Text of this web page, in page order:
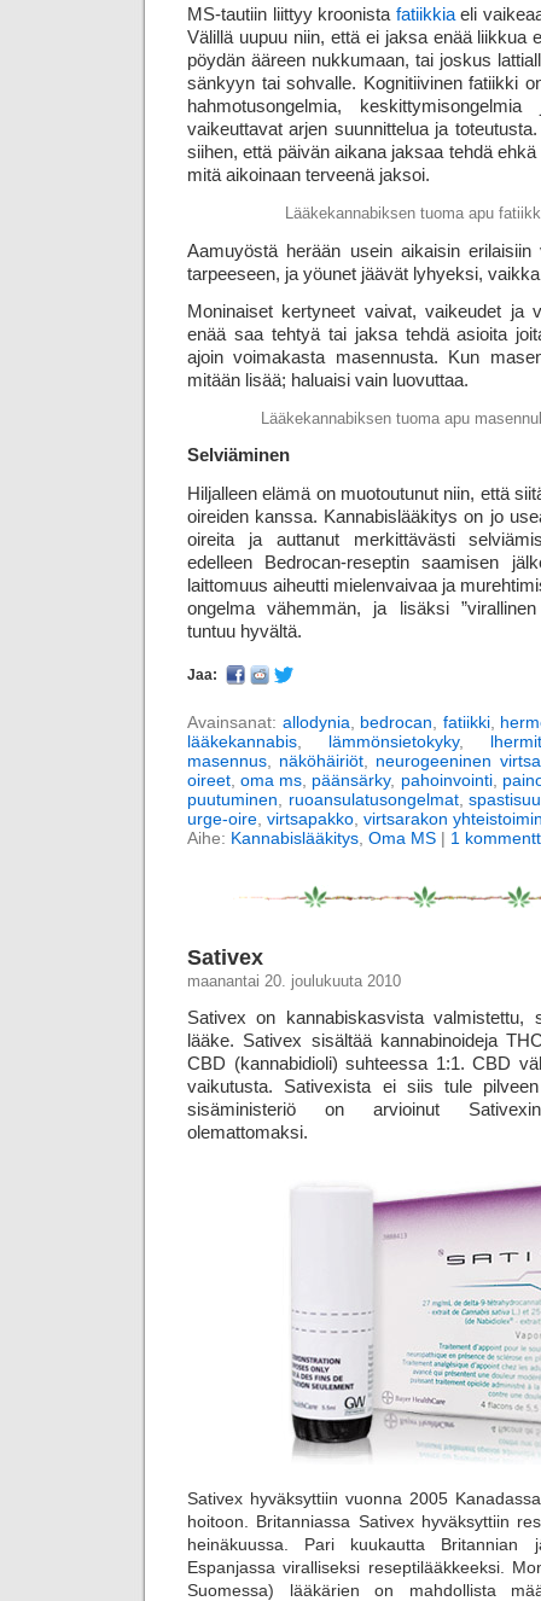
MS-tautiin liittyy kroonista fatiikkiaeli
Välillä uupuu niin, että ei jaksa enää liikkua
pöydän ääreen nukkumaan, tai joskus
sänkyyn tai sohvalle. Kognitiivinen fatiikki
hahmotusongelmia,
vaikeuttavat arjen suunnittelua ja
siihen, että päivän aikana jaksaa tehdä
mitä aikoinaan terveenä jaksoi.
Lääkekannabiksen tuoma apu
Aamuyöstä herään usein aikaisin
tarpeeseen, ja yöunet jäävät lyhyeksi,
Moninaiset kertyneet vaivat, vaikeudet ja
enää saa tehtyä tai jaksa tehdä asioita
ajoin voimakasta masennusta. Kun
mitään lisää; haluaisi vain luovuttaa.
Lääkekannabiksen tuoma apu
Selviäminen
Hiljalleen elämä on muotoutunut niin, että
oireiden kanssa. Kannabislääkitys on jo
oireita ja auttanut merkittävästi
edelleen Bedrocan-reseptin saamisen
laittomuus aiheutti mielenvaivaa ja
ongelma vähemmän, ja lisäksi
tuntuu hyvältä.
Jaa:
Avainsanat: allodynia bedrocan fatiikki,
lääkekannabis
lämmönsietokyky,
masennus
näköhäiriöt
neurogeeninen
oireet ,oma ms päänsärky, pahoinvointi,
puutuminen
ruoansulatusongelmat,
urge-oire virtsapakko virtsarakon
Aihe: Kannabislääkitys Oma MS | 1
Sativex
maanantai 20. joulukuuta 2010
Sativex on kannabiskasvista valmistettu,
lääke. Sativex sisältää kannabinoideja
CBD (kannabidioli) suhteessa 1:1. CBD
vaikutusta. Sativexista ei siis tule
sisäministeriö on arvioinut Sativexin
olemattomaksi.
Sativex hyväksyttiin vuonna 2005
hoitoon. Britanniassa Sativex hyväksyttiin
heinäkuussa. Pari kuukautta Britannian
Espanjassa viralliseksi reseptilääkkeeksi.
Suomessa) lääkärien on mahdollista